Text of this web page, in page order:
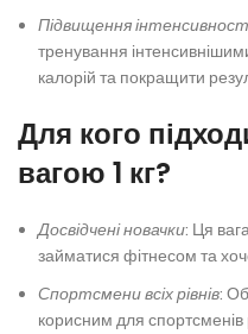
Підвищення
тренування
калорій та покращити
Для кого
вагою 1 кг?
Досвідчені новачки: Ця
займатися фітнесом та
Спортсмени всіх рівнів:
корисним для спортсменів